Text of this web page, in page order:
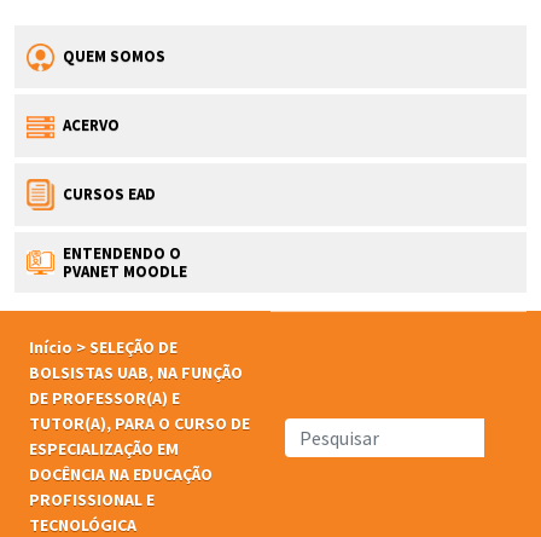
QUEM SOMOS
ACERVO
CURSOS EAD
ENTENDENDO O
PVANET MOODLE
Início >SELEÇÃO DE
BOLSISTAS UAB, NA FUNÇÃO
DE PROFESSOR(A) E
TUTOR(A), PARA O CURSO DE
ESPECIALIZAÇÃO EM
DOCÊNCIA NA EDUCAÇÃO
PROFISSIONAL E
TECNOLÓGICA